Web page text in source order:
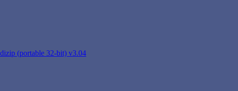
(portable 32-bit) v3.04